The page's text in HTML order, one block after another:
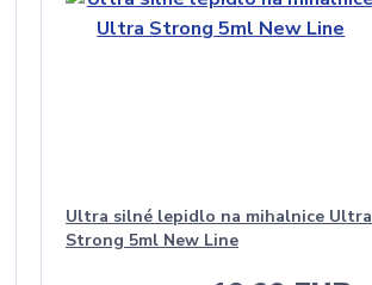
Ultra silné lepidlo na mihalnice Ultra
Strong 5ml New Line